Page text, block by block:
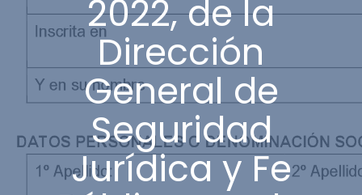
2022, de la
Dirección
General de
Seguridad
Jurídica y Fe